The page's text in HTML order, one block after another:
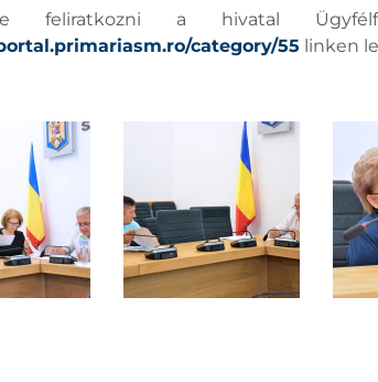
feliratkozni a hivatal
category/55 linken